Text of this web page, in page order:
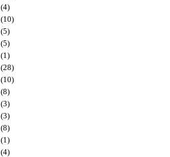
(4)
(10)
(5)
(5)
(1)
(28)
(10)
(8)
(3)
(3)
(8)
(1)
(4)